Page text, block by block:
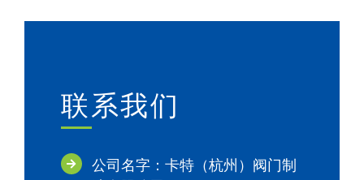
联系我们
公司名字：卡特（杭州）阀门制